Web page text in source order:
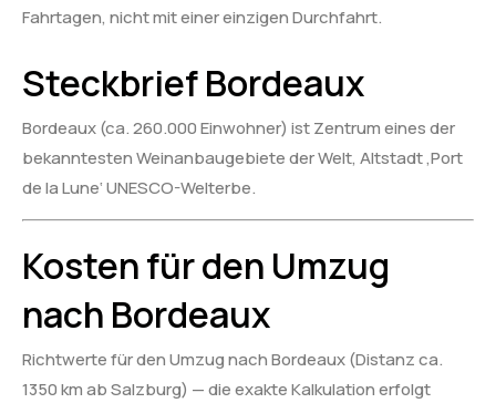
Fahrtagen, nicht mit einer einzigen Durchfahrt.
Steckbrief Bordeaux
Bordeaux (ca. 260.000 Einwohner) ist Zentrum eines der
bekanntesten Weinanbaugebiete der Welt, Altstadt ‚Port
de la Lune‘ UNESCO-Welterbe.
Kosten für den Umzug
nach Bordeaux
Richtwerte für den Umzug nach Bordeaux (Distanz ca.
1350 km ab Salzburg) — die exakte Kalkulation erfolgt